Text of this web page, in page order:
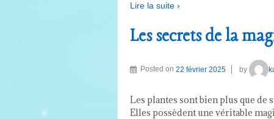
Lire la suite ›
Les secrets de la
Posted on 22 février 2025 by
Les plantes sont bien plus que de
Elles possèdent une véritable